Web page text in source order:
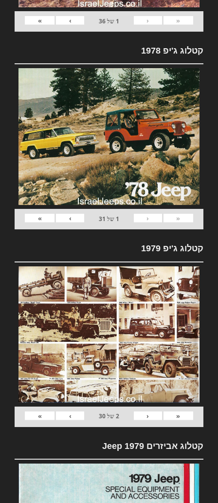
«
‹
1 של36
›
»
קטלוג ג'יפ 1978
«
‹
1 של 31
›
»
קטלוג ג'יפ 1979
«
‹
2של30
›
»
קטלוג אביזרים 1979 Jeep